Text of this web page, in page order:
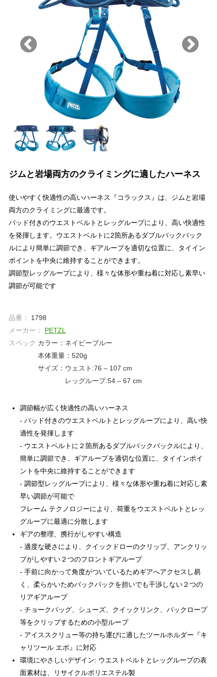
ジムと岩場両方のクライミングに適したハーネス
使いやすく快適性の高いハーネス『コラックス』は、ジムと岩場
両方のクライミングに最適です。
パッド付きのウエストベルトとレッグループにより、高い快適性
を発揮します。ウエストベルトに2箇所あるダブルバックバック
ルにより簡単に調節でき、ギアループを適切な位置に、タイイン
ポイントを中央に維持することができます。
調節型レッグループにより、様々な体形や重ね着に対応し素早い
調節が可能です
品番：
1798
メーカー：
PETZL
スペック カラー：ネイビーブルー
本体重量：520g
サイズ：ウェスト:76 – 107 cm
レッグループ:54 – 67 cm
調節幅が広く快適性の高いハーネス
- パッド付きのウエストベルトとレッグループにより、高い快
適性を発揮します
- ウエストベルトに２箇所あるダブルバックバックルにより、
簡単に調節でき、ギアループを適切な位置に、タイインポイ
ントを中央に維持することができます
- 調節型レッグループにより、様々な体形や重ね着に対応し素
早い調節が可能で
フレーム テクノロジーにより、荷重をウエストベルトとレッ
グループに最適に分散します
ギアの整理、携行がしやすい構造
- 適度な硬さにより、クイックドローのクリップ、アンクリッ
プがしやすい２つのフロントギアループ
- 手前に向かって角度がついているためギアへアクセスし易
く、柔らかいためバックパックを担いでも干渉しない２つの
リアギアループ
- チョークバッグ、シューズ、クイックリンク、バックロープ
等をクリップするための小型ループ
- アイススクリュー等の持ち運びに適したツールホルダー『キ
ャリツール エボ』に対応
環境にやさしいデザイン: ウエストベルトとレッグループの表
面素材は、リサイクルポリエステル製